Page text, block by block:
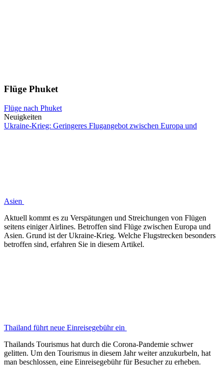
Flüge Phuket
Flüge nach Phuket
Neuigkeiten
Ukraine-Krieg: Geringeres Flugangebot zwischen Europa und
Asien
Aktuell kommt es zu Verspätungen und Streichungen von Flügen
seitens einiger Airlines. Betroffen sind Flüge zwischen Europa und
Asien. Grund ist der Ukraine-Krieg. Welche Flugstrecken besonders
betroffen sind, erfahren Sie in diesem Artikel.
Thailand führt neue Einreisegebühr ein
Thailands Tourismus hat durch die Corona-Pandemie schwer
gelitten. Um den Tourismus in diesem Jahr weiter anzukurbeln, hat
man beschlossen, eine Einreisegebühr für Besucher zu erheben.